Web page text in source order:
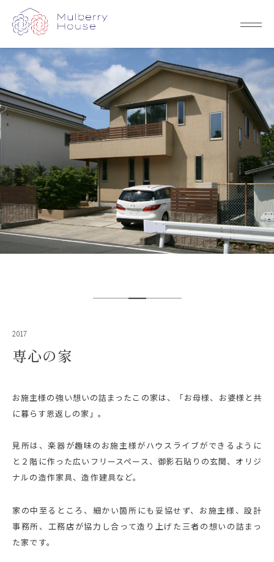
2017
専心の家
お施主様の強い想いの詰まったこの家は、「お母様、お婆様と共
に暮らす恩返しの家」。
見所は、楽器が趣味のお施主様がハウスライブができるように
と２階に作った広いフリースペース、御影石貼りの玄関、オリジ
ナルの造作家具、造作建具など。
家の中至るところ、細かい箇所にも妥協せず、お施主様、設計
事務所、工務店が協力し合って造り上げた三者の想いの詰まっ
た家です。